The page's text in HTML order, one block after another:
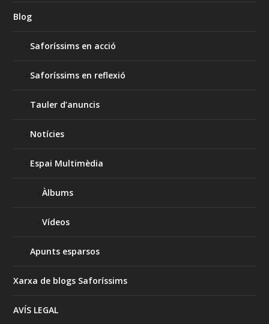
Blog
Saforíssims en acció
Saforíssims en reflexió
Tauler d’anuncis
Notícies
Espai Multimèdia
Àlbums
Vídeos
Apunts esparsos
Xarxa de blogs Saforíssims
AVÍS LEGAL